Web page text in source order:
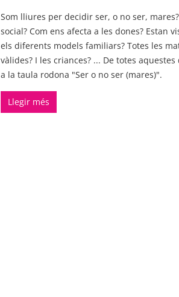
Som lliures per decidir ser, o no ser,
social? Com ens afecta a les dones? Estan
els diferents models familiars? Totes les
vàlides? I les criances? ... De totes
a la taula rodona "Ser o no ser (mares)".
Llegir més